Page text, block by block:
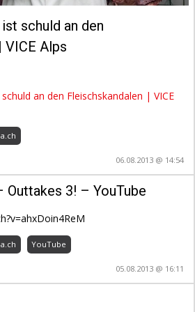
schuld an den
VICE Alps
an den Fleischskandalen | VICE
06.08.2013 @ 14:54
Outtakes 3! – YouTube
YouTube
05.08.2013 @ 16:11